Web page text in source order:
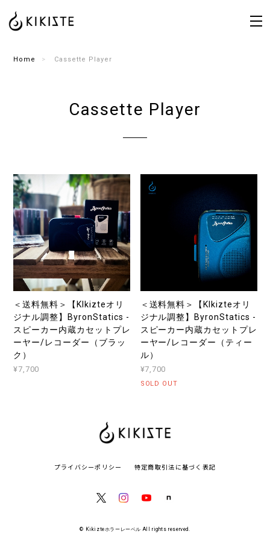
Home Cassette Player
Cassette Player
＜送料無料＞【KIkizteオリ
ジナル調整】ByronStatics -
スピーカー内蔵カセットプレ
ーヤー/レコーダー（ブラッ
ク）
¥7,700
＜送料無料＞【KIkizteオリ
ジナル調整】ByronStatics -
スピーカー内蔵カセットプレ
ーヤー/レコーダー（ティー
ル）
¥7,700
SOLD OUT
プライバシーポリシー 特定商取引法に基づく表記
© Kikizteホラーレーベル All rights reserved.